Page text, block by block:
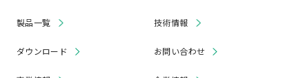
製品一覧 技術情報
ダウンロード お問い合わせ